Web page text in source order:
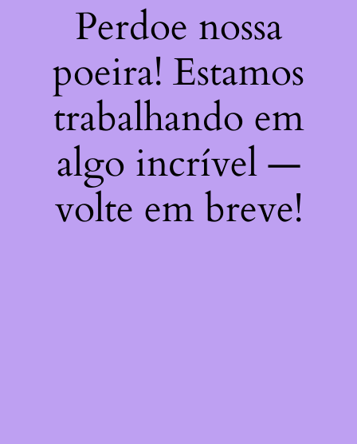
Perdoe nossa
poeira! Estamos
trabalhando em
algo incrível —
volte em breve!